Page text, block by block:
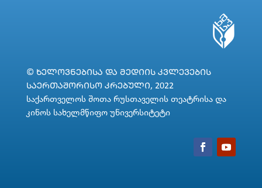
© ᲮᲔᲚᲝᲕᲜᲔᲑᲘᲡᲐ ᲓᲐ ᲛᲔᲓᲘᲘᲡ ᲙᲕᲚᲔᲕᲔᲑᲘᲡ
ᲡᲐᲔᲠᲗᲐᲨᲝᲠᲘᲡᲝ ᲙᲠᲔᲑᲣᲚᲘ, 2022
საქართველოს შოთა რუსთაველის თეატრისა და
კინოს სახელმწიფო უნივერსიტეტი